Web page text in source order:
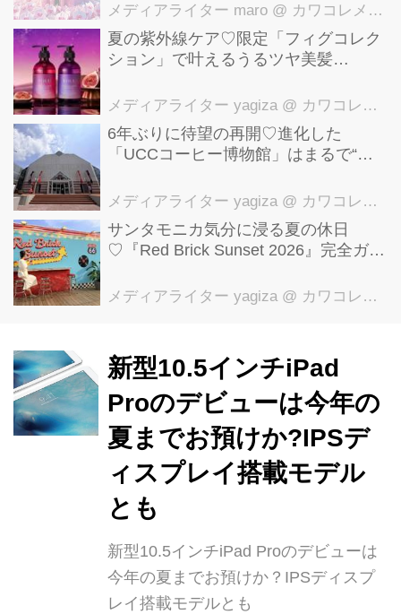
メディアライター maro @ カワコレメディア編集部
夏の紫外線ケア♡限定「フィグコレク
ション」で叶えるうるツヤ美髪
メディアライター yagiza @ カワコレメディア編集部
6年ぶりに待望の再開♡進化した
「UCCコーヒー博物館」はまるで“コ
貌を公開
メディアライター yagiza @ カワコレメディア編集部
サンタモニカ気分に浸る夏の休日
♡『Red Brick Sunset 2026』完全ガイ
メディアライター yagiza @ カワコレメディア編集部
新型10.5インチiPad
Proのデビューは今年の
夏までお預けか?IPSデ
ィスプレイ搭載モデル
とも
新型10.5インチiPad Proのデビューは
今年の夏までお預けか？IPSディスプ
レイ搭載モデルとも